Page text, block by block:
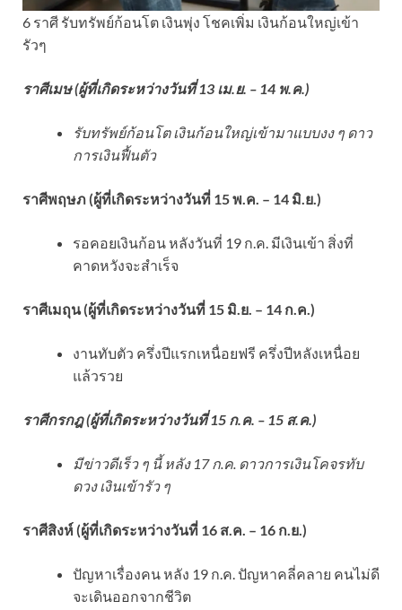
6 ราศี รับทรัพย์ก้อนโต เงินพุ่ง โชคเพิ่ม เงินก้อนใหญ่เข้า
รัวๆ
ราศีเมษ (ผู้ที่เกิดระหว่างวันที่ 13 เม.ย. – 14 พ.ค.)
รับทรัพย์ก้อนโต เงินก้อนใหญ่เข้ามาแบบงง ๆ ดาว
การเงินฟื้นตัว
ราศีพฤษภ (ผู้ที่เกิดระหว่างวันที่ 15 พ.ค. – 14 มิ.ย.)
รอคอยเงินก้อน หลังวันที่ 19 ก.ค. มีเงินเข้า สิ่งที่
คาดหวังจะสำเร็จ
ราศีเมถุน (ผู้ที่เกิดระหว่างวันที่ 15 มิ.ย. – 14 ก.ค.)
งานทับตัว ครึ่งปีแรกเหนื่อยฟรี ครึ่งปีหลังเหนื่อย
แล้วรวย
ราศีกรกฎ (ผู้ที่เกิดระหว่างวันที่ 15 ก.ค. – 15 ส.ค.)
มีข่าวดีเร็ว ๆ นี้ หลัง 17 ก.ค. ดาวการเงินโคจรทับ
ดวง เงินเข้ารัว ๆ
ราศีสิงห์ (ผู้ที่เกิดระหว่างวันที่ 16 ส.ค. – 16 ก.ย.)
ปัญหาเรื่องคน หลัง 19 ก.ค. ปัญหาคลี่คลาย คนไม่ดี
จะเดินออกจากชีวิต